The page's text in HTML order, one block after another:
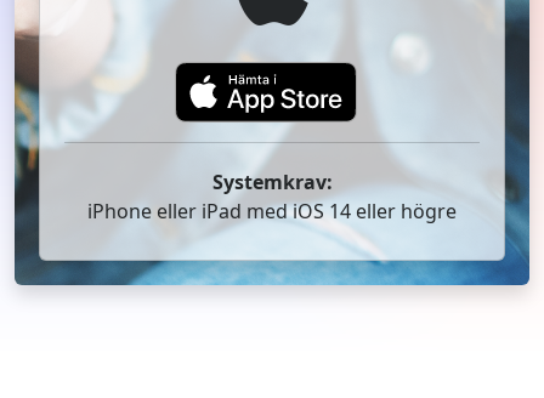
Systemkrav:
iPhone eller iPad med iOS 14 eller högre